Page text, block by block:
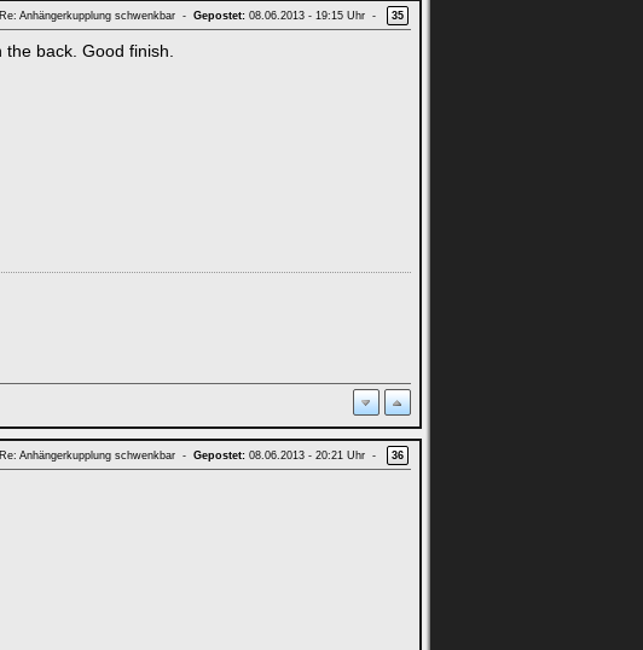
Re: Anhängerkupplung schwenkbar - Gepostet: 08.06.2013 - 19:15 Uhr - 35
the back. Good finish.
Re: Anhängerkupplung schwenkbar - Gepostet: 08.06.2013 - 20:21 Uhr - 36